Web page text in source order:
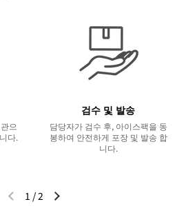
으
다.
검수 및 발송
담당자가 검수 후, 아이스팩을 동
봉하여 안전하게 포장 및 발송 합
니다.
이전 슬라이드다음 슬라이드
1 /2